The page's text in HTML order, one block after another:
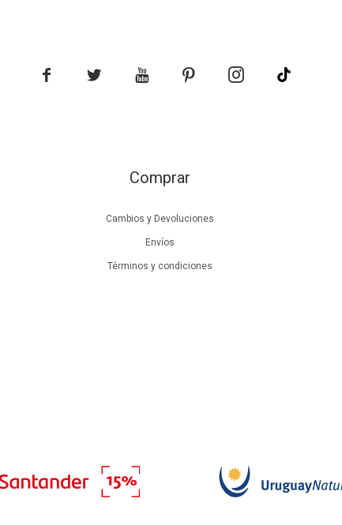
Comprar
Cambios y Devoluciones
Envíos
Términos y condiciones
    